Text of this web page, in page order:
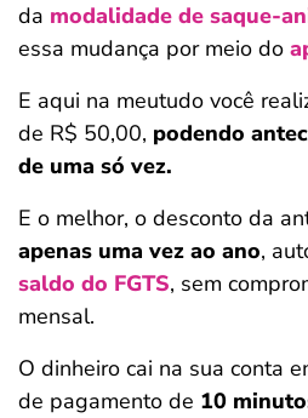
da modalidade de saque-
essa mudança por meio do
E aqui na meutudo você
de R$ 50,00, podendo
de uma só vez.
E o melhor, o desconto da
apenas uma vez ao ano,
saldo do FGTS, sem
mensal.
O dinheiro cai na sua conta
de pagamento de 10